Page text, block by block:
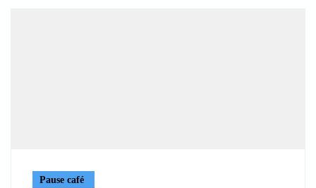
Pause café